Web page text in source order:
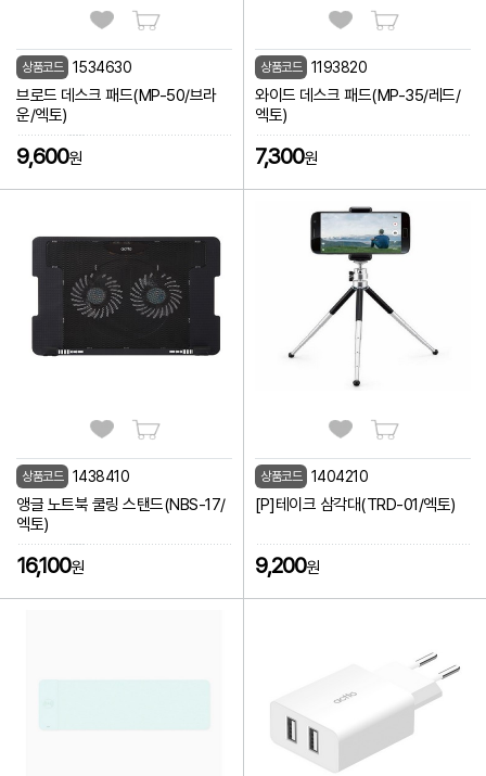
상품코드 1534630
브로드 데스크 패드(MP-50/브라
운/엑토)
9,600원
상품코드 1193820
와이드 데스크 패드(MP-35/레드/
엑토)
7,300원
상품코드 1438410
앵글 노트북 쿨링 스탠드(NBS-17/
엑토)
16,100원
상품코드 1404210
[P]테이크 삼각대(TRD-01/엑토)
9,200원